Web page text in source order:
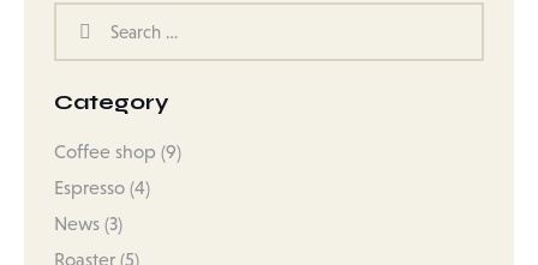
Category
Coffee shop (9)
Espresso (4)
News (3)
Roaster (5)